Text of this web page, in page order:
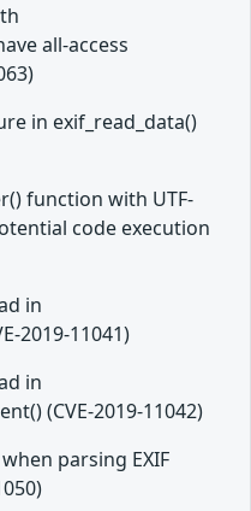
all-access
in exif_read_data()
function with UTF-
code execution
in
2019-11041)
in
(CVE-2019-11042)
parsing EXIF